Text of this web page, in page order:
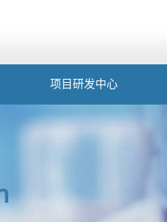
项目研发中心